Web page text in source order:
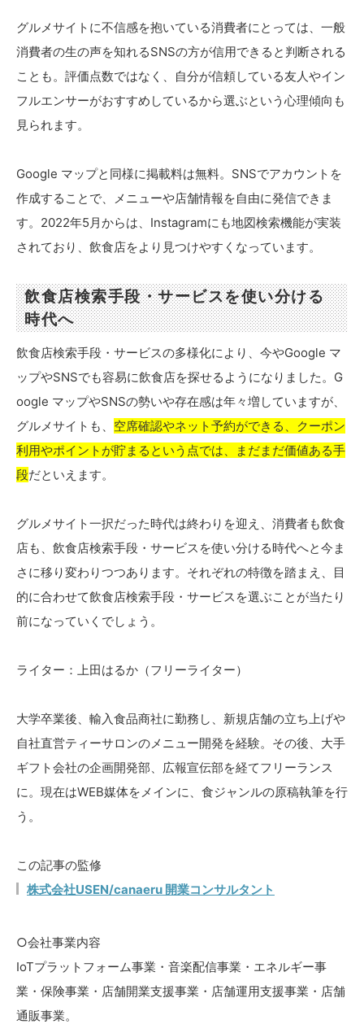
グルメサイトに不信感を抱いている消費者にとっては、一般
消費者の生の声を知れるSNSの方が信用できると判断される
ことも。評価点数ではなく、自分が信頼している友人やイン
フルエンサーがおすすめしているから選ぶという心理傾向も
見られます。
Google マップと同様に掲載料は無料。SNSでアカウントを
作成することで、メニューや店舗情報を自由に発信できま
す。2022年5月からは、Instagramにも地図検索機能が実装
されており、飲食店をより見つけやすくなっています。
飲食店検索手段・サービスを使い分ける
時代へ
飲食店検索手段・サービスの多様化により、今やGoogle マ
ップやSNSでも容易に飲食店を探せるようになりました。G
oogle マップやSNSの勢いや存在感は年々増していますが、
グルメサイトも、 空席確認やネット予約ができる、クーポン
利用やポイントが貯まるという点では、まだまだ価値ある手
段だといえます。
グルメサイト一択だった時代は終わりを迎え、消費者も飲食
店も、飲食店検索手段・サービスを使い分ける時代へと今ま
さに移り変わりつつあります。それぞれの特徴を踏まえ、目
的に合わせて飲食店検索手段・サービスを選ぶことが当たり
前になっていくでしょう。
ライター：上田はるか（フリーライター）
大学卒業後、輸入食品商社に勤務し、新規店舗の立ち上げや
自社直営ティーサロンのメニュー開発を経験。その後、大手
ギフト会社の企画開発部、広報宣伝部を経てフリーランス
に。現在はWEB媒体をメインに、食ジャンルの原稿執筆を行
う。
この記事の監修
株式会社USEN/canaeru 開業コンサルタント
○会社事業内容
IoTプラットフォーム事業・音楽配信事業・エネルギー事
業・保険事業・店舗開業支援事業・店舗運用支援事業・店舗
通販事業。